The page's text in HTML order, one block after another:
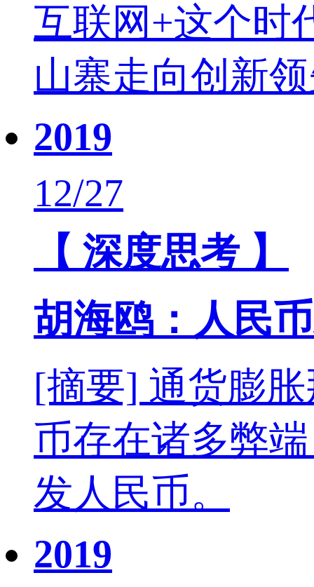
互联网+这个时
山寨走向创新
2019
12/27
【 深度思考 】
胡海鸥：人民
[摘要] 通货膨
币存在诸多弊
发人民币。
2019